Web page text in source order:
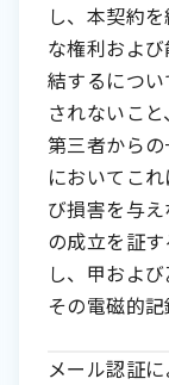
し、本契約
な権利およ
結するにつ
されないこ
第三者から
においてこ
び損害を与
の成立を証
し、甲およ
その電磁的記
メール認証